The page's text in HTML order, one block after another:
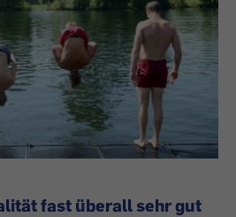
fast überall sehr gut